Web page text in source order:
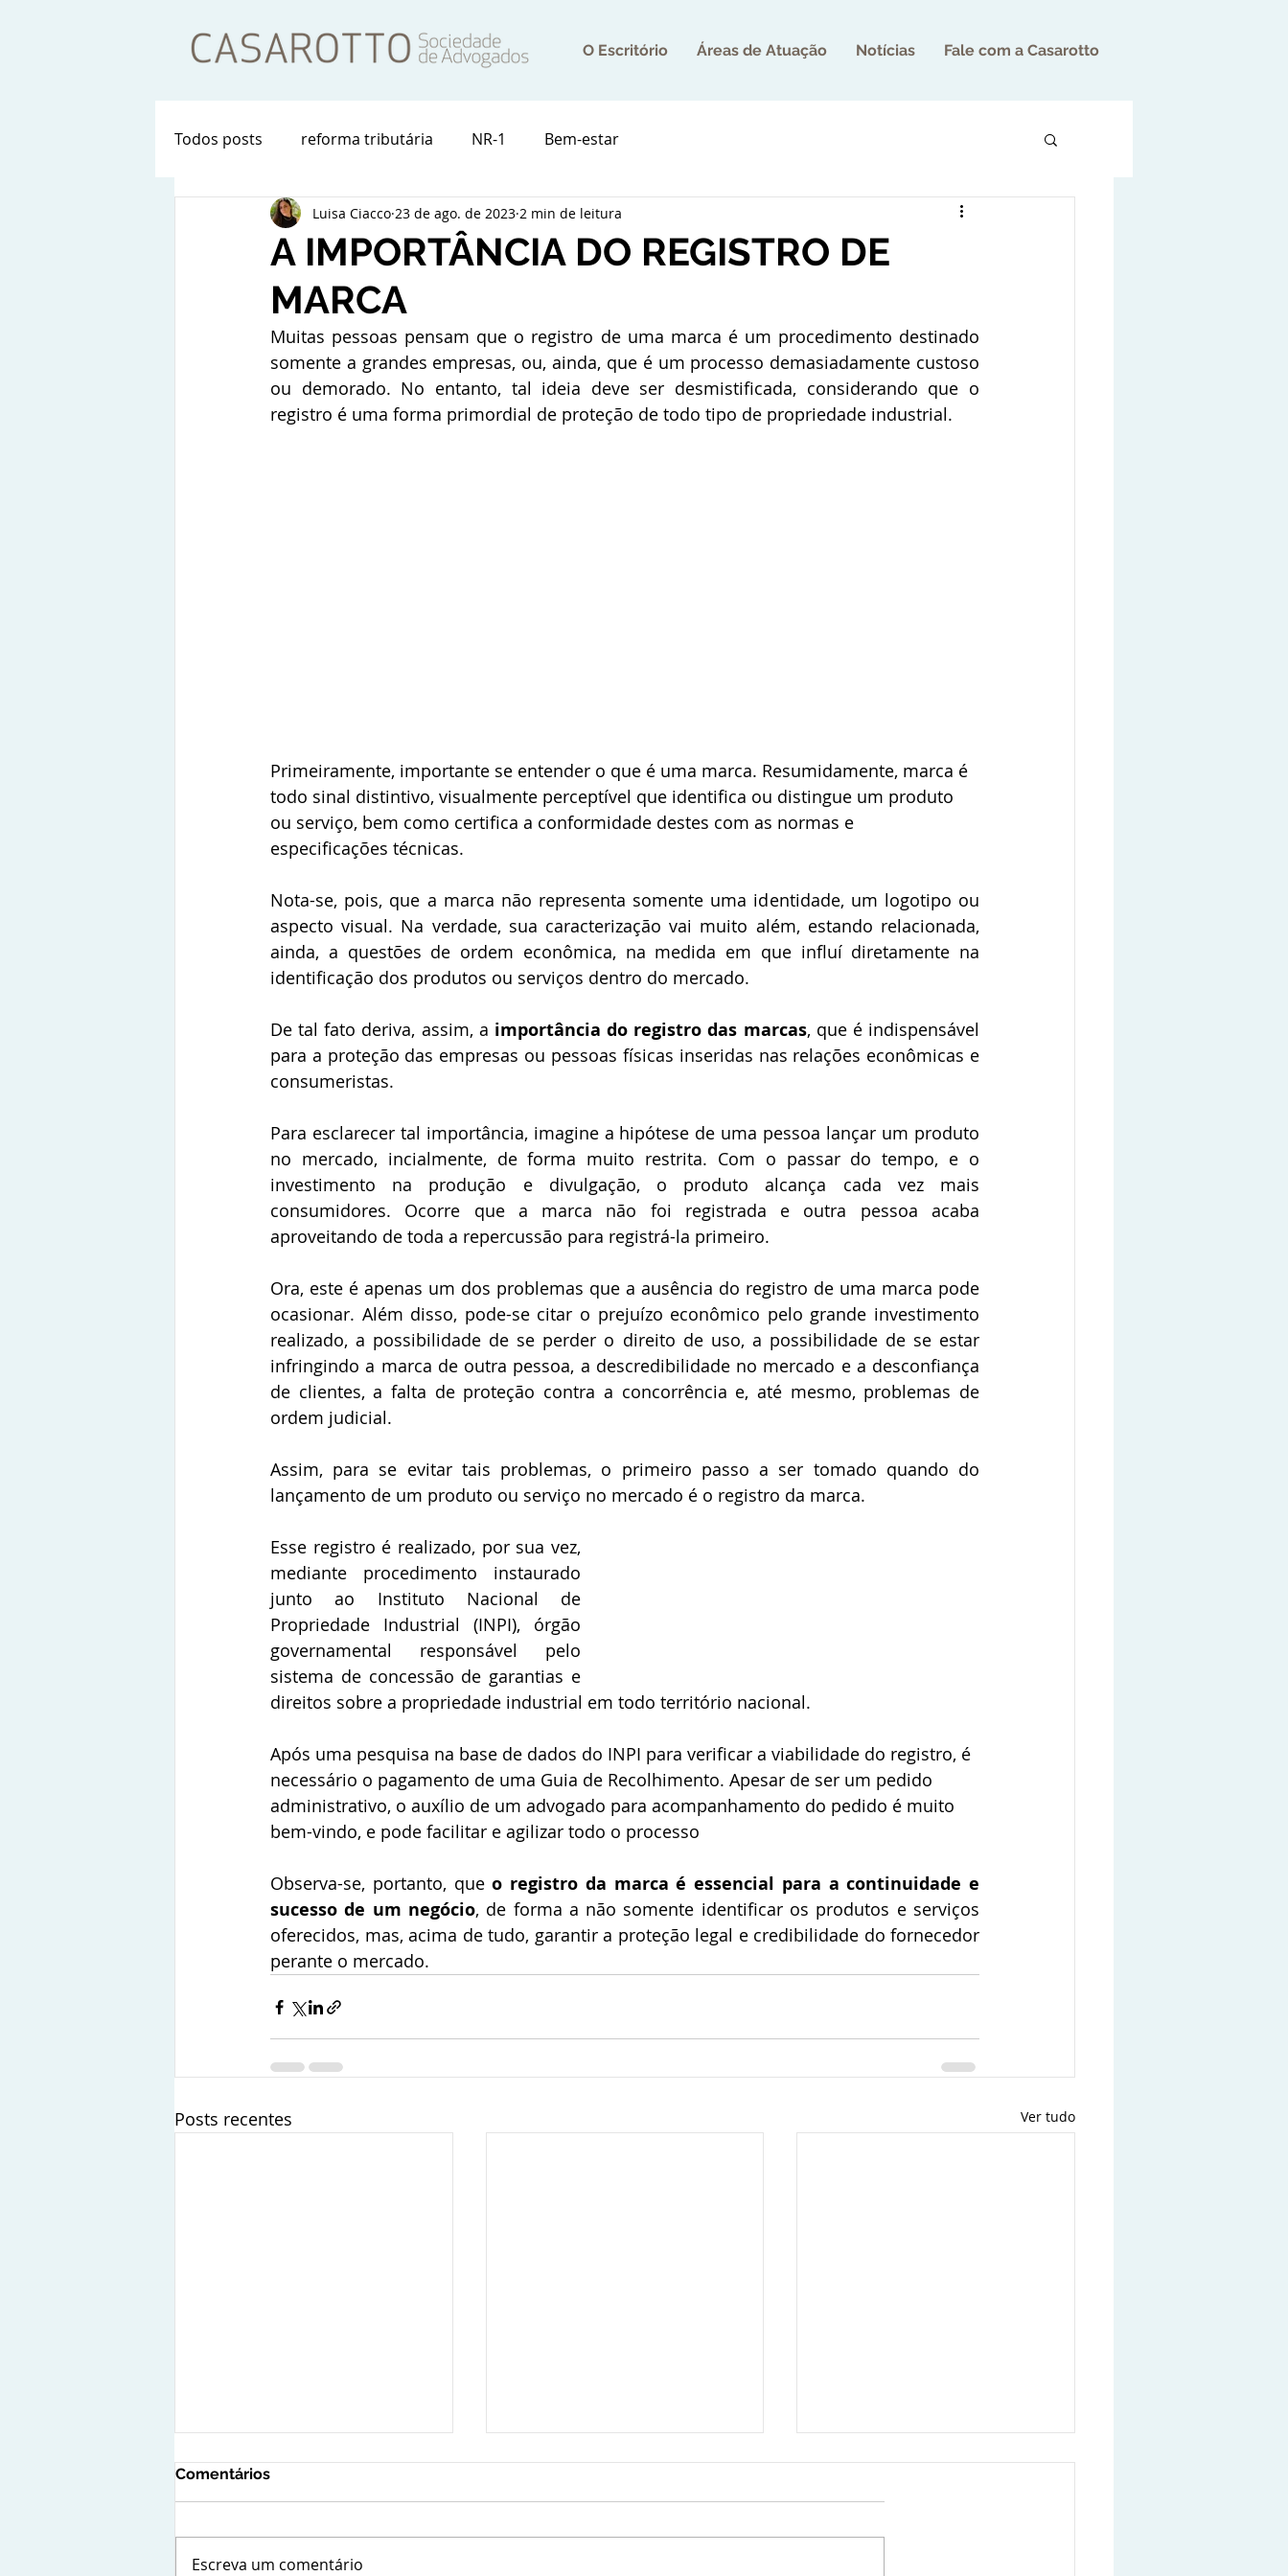
O Escritório Áreas de Atuação Notícias Fale com a Casarotto
Todos posts reforma tributária NR-1 Bem-estar
A IMPORTÂNCIA DO REGISTRO DE
MARCA
Luisa Ciacco 23 de ago. de 2023 2 min de leitura
Muitas pessoas pensam que o registro de uma marca é um procedimento destinado
somente a grandes empresas, ou, ainda, que é um processo demasiadamente custoso
ou demorado. No entanto, tal ideia deve ser desmistificada, considerando que o
registro é uma forma primordial de proteção de todo tipo de propriedade industrial.
Primeiramente, importante se entender o que é uma marca. Resumidamente, marca é
todo sinal distintivo, visualmente perceptível que identifica ou distingue um produto
ou serviço, bem como certifica a conformidade destes com as normas e
especificações técnicas.
Nota-se, pois, que a marca não representa somente uma identidade, um logotipo ou
aspecto visual. Na verdade, sua caracterização vai muito além, estando relacionada,
ainda, a questões de ordem econômica, na medida em que influí diretamente na
identificação dos produtos ou serviços dentro do mercado.
De tal fato deriva, assim, a importância do registro das marcas, que é indispensável
para a proteção das empresas ou pessoas físicas inseridas nas relações econômicas e
consumeristas.
Para esclarecer tal importância, imagine a hipótese de uma pessoa lançar um produto
no mercado, incialmente, de forma muito restrita. Com o passar do tempo, e o
investimento na produção e divulgação, o produto alcança cada vez mais
consumidores. Ocorre que a marca não foi registrada e outra pessoa acaba
aproveitando de toda a repercussão para registrá-la primeiro.
Ora, este é apenas um dos problemas que a ausência do registro de uma marca pode
ocasionar. Além disso, pode-se citar o prejuízo econômico pelo grande investimento
realizado, a possibilidade de se perder o direito de uso, a possibilidade de se estar
infringindo a marca de outra pessoa, a descredibilidade no mercado e a desconfiança
de clientes, a falta de proteção contra a concorrência e, até mesmo, problemas de
ordem judicial.
Assim, para se evitar tais problemas, o primeiro passo a ser tomado quando do
lançamento de um produto ou serviço no mercado é o registro da marca.
Esse registro é realizado, por sua vez,
mediante procedimento instaurado
junto ao Instituto Nacional de
Propriedade Industrial (INPI), órgão
governamental responsável pelo
sistema de concessão de garantias e
direitos sobre a propriedade industrial em todo território nacional.
Após uma pesquisa na base de dados do INPI para verificar a viabilidade do registro, é
necessário o pagamento de uma Guia de Recolhimento. Apesar de ser um pedido
administrativo, o auxílio de um advogado para acompanhamento do pedido é muito
bem-vindo, e pode facilitar e agilizar todo o processo
Observa-se, portanto, que o registro da marca é essencial para a continuidade e
sucesso de um negócio, de forma a não somente identificar os produtos e serviços
oferecidos, mas, acima de tudo, garantir a proteção legal e credibilidade do fornecedor
perante o mercado.
Posts recentes Ver tudo
Comentários
Escreva um comentário